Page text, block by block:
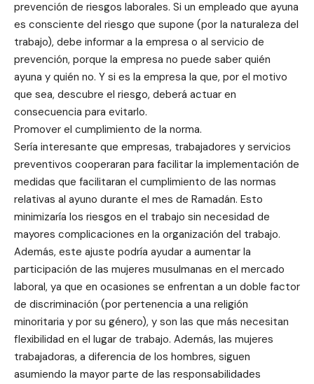
prevención de riesgos laborales. Si un empleado que ayuna
es consciente del riesgo que supone (por la naturaleza del
trabajo), debe informar a la empresa o al servicio de
prevención, porque la empresa no puede saber quién
ayuna y quién no. Y si es la empresa la que, por el motivo
que sea, descubre el riesgo, deberá actuar en
consecuencia para evitarlo.
Promover el cumplimiento de la norma.
Sería interesante que empresas, trabajadores y servicios
preventivos cooperaran para facilitar la implementación de
medidas que facilitaran el cumplimiento de las normas
relativas al ayuno durante el mes de Ramadán. Esto
minimizaría los riesgos en el trabajo sin necesidad de
mayores complicaciones en la organización del trabajo.
Además, este ajuste podría ayudar a aumentar la
participación de las mujeres musulmanas en el mercado
laboral, ya que en ocasiones se enfrentan a un doble factor
de discriminación (por pertenencia a una religión
minoritaria y por su género), y son las que más necesitan
flexibilidad en el lugar de trabajo. Además, las mujeres
trabajadoras, a diferencia de los hombres, siguen
asumiendo la mayor parte de las responsabilidades